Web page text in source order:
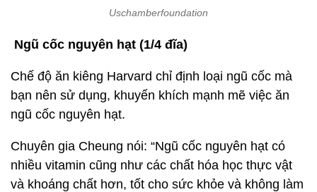
Uschamberfoundation
Ngũ cốc nguyên hạt (1/4 đĩa)
Chế độ ăn kiêng Harvard chỉ định loại ngũ cốc mà
bạn nên sử dụng, khuyến khích mạnh mẽ việc ăn
ngũ cốc nguyên hạt.
Chuyên gia Cheung nói: “Ngũ cốc nguyên hạt có
nhiều vitamin cũng như các chất hóa học thực vật
và khoáng chất hơn, tốt cho sức khỏe và không làm